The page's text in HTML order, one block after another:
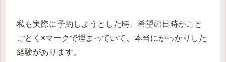
私も実際に予約しようとした時、希望の日時がこと
ごとく×マークで埋まっていて、本当にがっかりした
経験があります。